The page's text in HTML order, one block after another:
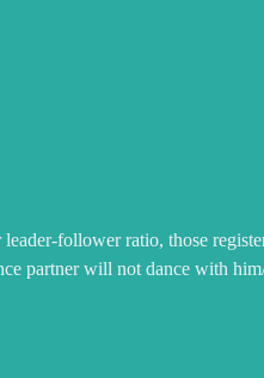
follower ratio, those
partner will not dance with